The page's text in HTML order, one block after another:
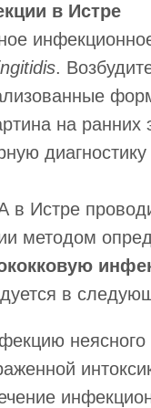
в Истре
.
на ранних
Истре
методом
в